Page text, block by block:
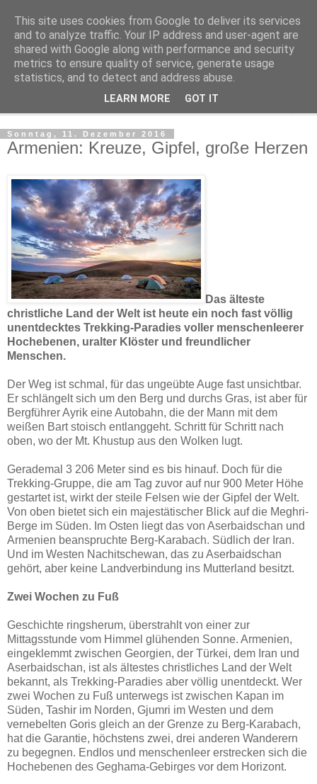
Kludge
Private Notizen aus Halle an der Saale
Sonntag, 11. Dezember 2016
Armenien: Kreuze, Gipfel, große Herzen
Das älteste
christliche Land der Welt ist heute ein noch fast völlig
unentdecktes Trekking-Paradies voller menschenleerer
Hochebenen, uralter Klöster und freundlicher
Menschen.
Der Weg ist schmal, für das ungeübte Auge fast unsichtbar.
Er schlängelt sich um den Berg und durchs Gras, ist aber für
Bergführer Ayrik eine Autobahn, die der Mann mit dem
weißen Bart stoisch entlanggeht. Schritt für Schritt nach
oben, wo der Mt. Khustup aus den Wolken lugt.
Gerademal 3 206 Meter sind es bis hinauf. Doch für die
Trekking-Gruppe, die am Tag zuvor auf nur 900 Meter Höhe
gestartet ist, wirkt der steile Felsen wie der Gipfel der Welt.
Von oben bietet sich ein majestätischer Blick auf die Meghri-
Berge im Süden. Im Osten liegt das von Aserbaidschan und
Armenien beanspruchte Berg-Karabach. Südlich der Iran.
Und im Westen Nachitschewan, das zu Aserbaidschan
gehört, aber keine Landverbindung ins Mutterland besitzt.
Zwei Wochen zu Fuß
Geschichte ringsherum, überstrahlt von einer zur
Mittagsstunde vom Himmel glühenden Sonne. Armenien,
eingeklemmt zwischen Georgien, der Türkei, dem Iran und
Aserbaidschan, ist als ältestes christliches Land der Welt
bekannt, als Trekking-Paradies aber völlig unentdeckt. Wer
zwei Wochen zu Fuß unterwegs ist zwischen Kapan im
Süden, Tashir im Norden, Gjumri im Westen und dem
vernebelten Goris gleich an der Grenze zu Berg-Karabach,
hat die Garantie, höchstens zwei, drei anderen Wanderern
zu begegnen. Endlos und menschenleer erstrecken sich die
Hochebenen des Geghama-Gebirges vor dem Horizont.
This site uses cookies from Google to deliver its services
and to analyze traffic. Your IP address and user-agent are
shared with Google along with performance and security
metrics to ensure quality of service, generate usage
statistics, and to detect and address abuse.
LEARN MORE GOT IT